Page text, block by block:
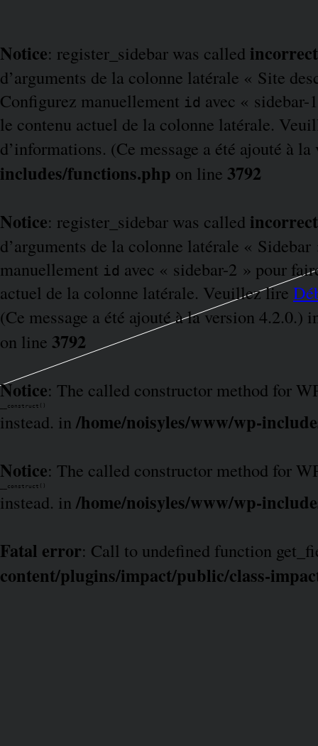
Notice: register_sidebar was called
d’arguments de la colonne latérale « Site
Configurez manuellement id avec «
le contenu actuel de la colonne latérale.
d’informations. (Ce message a été ajouté à
includes/functions.php on line 3792
Notice: register_sidebar was called
d’arguments de la colonne latérale «
manuellement id avec « sidebar-2 » pour
actuel de la colonne latérale. Veuillez lire
(Ce message a été ajouté à la version 4.2.0.)
on line 3792
Notice: The called constructor method for
__construct()
instead. in /home/noisyles/www/wp-
Notice: The called constructor method for
__construct()
instead. in /home/noisyles/www/wp-
Fatal error: Call to undefined function
content/plugins/impact/public/class-